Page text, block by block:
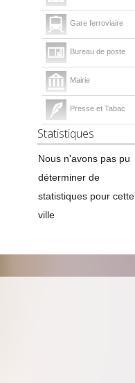
Gare ferroviaire
Bureau de poste
Mairie
Presse et Tabac
Statistiques
Nous n'avons pas pu
déterminer de
statistiques pour cette
ville